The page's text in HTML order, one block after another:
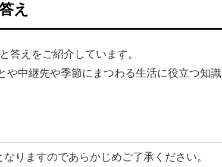
え
答えをご紹介しています。
や中継先や季節にまつわる生活に役立つ知識
りますのであらかじめご了承ください。